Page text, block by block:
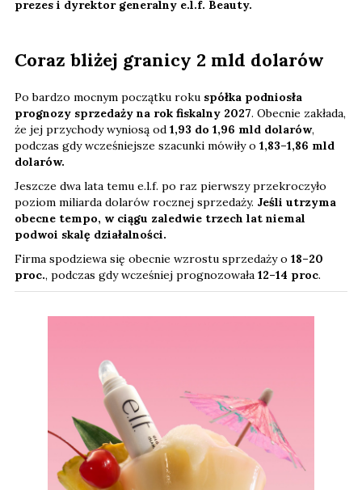
prezes i dyrektor generalny e.l.f. Beauty.
Coraz bliżej granicy 2 mld dolarów
Po bardzo mocnym początku roku spółka podniosła
prognozy sprzedaży na rok fiskalny 2027. Obecnie zakłada,
że jej przychody wyniosą od 1,93 do 1,96 mld dolarów,
podczas gdy wcześniejsze szacunki mówiły o 1,83–1,86 mld
dolarów.
Jeszcze dwa lata temu e.l.f. po raz pierwszy przekroczyło
poziom miliarda dolarów rocznej sprzedaży. Jeśli utrzyma
obecne tempo, w ciągu zaledwie trzech lat niemal
podwoi skalę działalności.
Firma spodziewa się obecnie wzrostu sprzedaży o 18–20
proc., podczas gdy wcześniej prognozowała 12–14 proc.